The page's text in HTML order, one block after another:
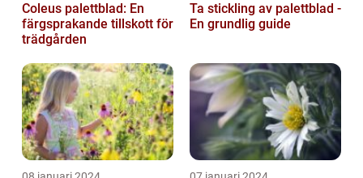
Coleus palettblad: En
färgsprakande tillskott för
trädgården
Ta stickling av palettblad -
En grundlig guide